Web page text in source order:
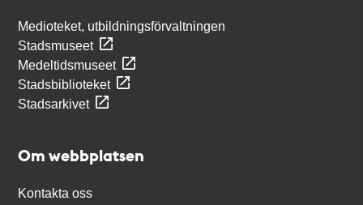
Medioteket, utbildningsförvaltningen
Stadsmuseet
Medeltidsmuseet
Stadsbiblioteket
Stadsarkivet
Om webbplatsen
Kontakta oss